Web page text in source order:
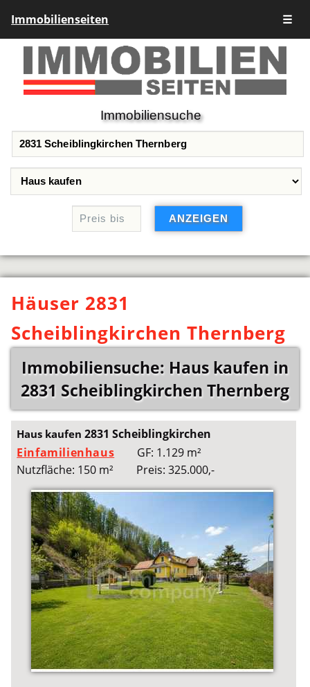
Immobilienseiten ☰
Immobiliensuche
Häuser 2831
Scheiblingkirchen Thernberg
Immobiliensuche: Haus kaufen in
2831 Scheiblingkirchen Thernberg
Haus kaufen2831 Scheiblingkirchen
Einfamilienhaus
GF: 1.129 m²
Nutzfläche: 150 m²
Preis: 325.000,-